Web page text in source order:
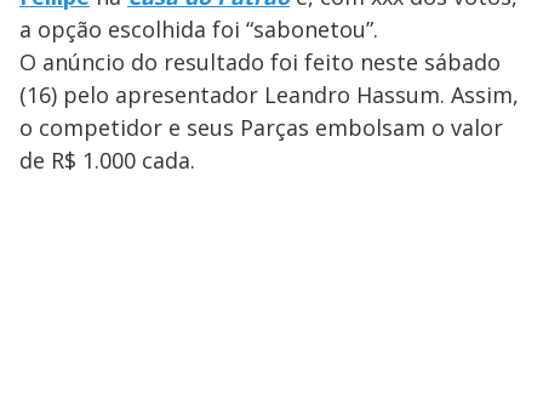
a opção escolhida foi “sabonetou”.
O anúncio do resultado foi feito neste sábado
(16) pelo apresentador Leandro Hassum. Assim,
o competidor e seus Parças embolsam o valor
de R$ 1.000 cada.